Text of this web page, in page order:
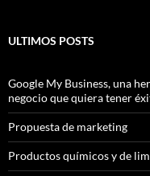
ULTIMOS POSTS
Google My Business, una
negocio que quiera tener
Propuesta de marketing
Productos químicos y de